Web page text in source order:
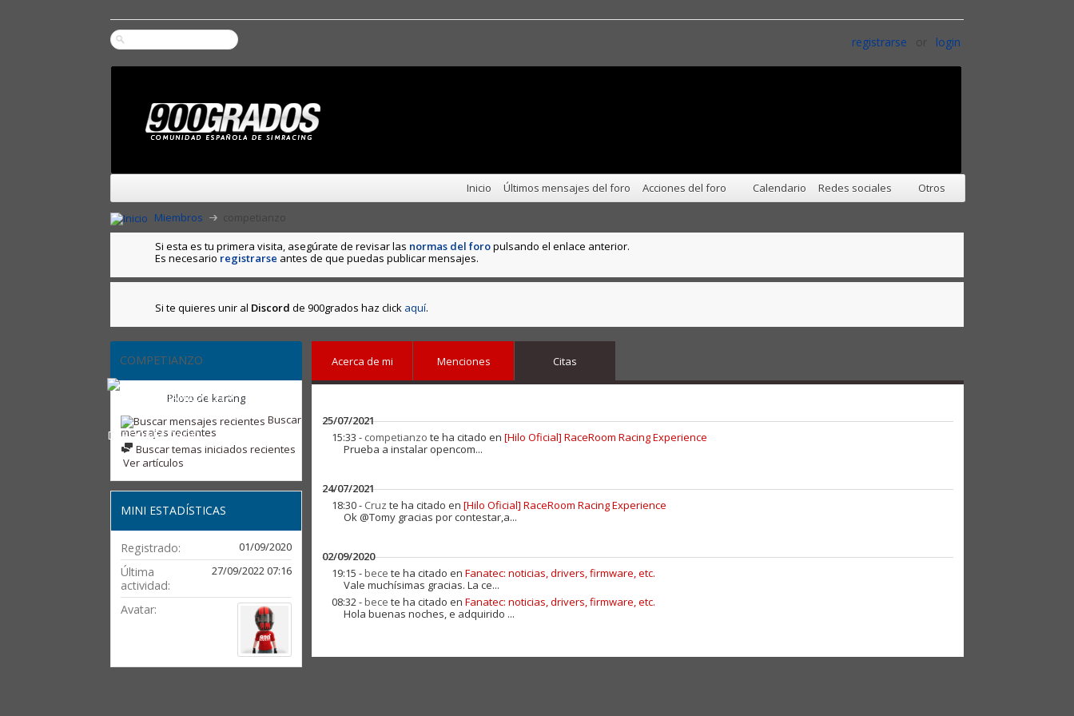
registrarse or login
Inicio Últimos mensajes del foro Acciones del foro Calendario Redes sociales Otros
Miembros
competianzo
Si esta es tu primera visita, asegúrate de revisar las normas del foropulsando el enlace anterior.
Es necesario registrarse antes de que puedas publicar mensajes.
Si te quieres unir al Discord de 900grados haz click aquí.
COMPETIANZO
Piloto de karting
Buscar
mensajes recientes
Buscar temas iniciados recientes
Ver artículos
MINI ESTADÍSTICAS
Registrado 01/09/2020
Última
actividad
27/09/202207:16
Avatar
Acerca de mi Menciones Citas
25/07/2021
15:33 - competianzo te ha citado en [Hilo Oficial] RaceRoom Racing Experience
Prueba a instalar opencom...
24/07/2021
18:30 - Cruz te ha citado en [Hilo Oficial] RaceRoom Racing Experience
Ok @Tomy gracias por contestar,a...
02/09/2020
19:15 - bece te ha citado en Fanatec: noticias, drivers, firmware, etc.
Vale muchísimas gracias. La ce...
08:32 - bece te ha citado en Fanatec: noticias, drivers, firmware, etc.
Hola buenas noches, e adquirido ...